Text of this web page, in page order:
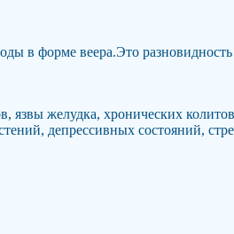
в форме веера.Это
язвы желудка, хронических
депрессивных состояний,